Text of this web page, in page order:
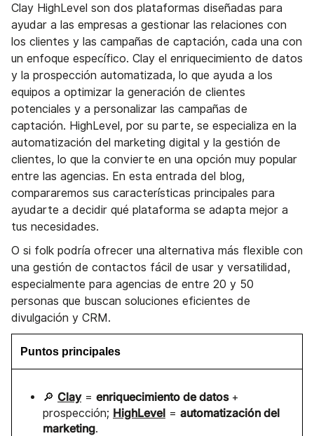
Clay HighLevel son dos plataformas diseñadas para
ayudar a las empresas a gestionar las relaciones con
los clientes y las campañas de captación, cada una con
un enfoque específico. Clay el enriquecimiento de datos
y la prospección automatizada, lo que ayuda a los
equipos a optimizar la generación de clientes
potenciales y a personalizar las campañas de
captación. HighLevel, por su parte, se especializa en la
automatización del marketing digital y la gestión de
clientes, lo que la convierte en una opción muy popular
entre las agencias. En esta entrada del blog,
compararemos sus características principales para
ayudarte a decidir qué plataforma se adapta mejor a
tus necesidades.
O si folk podría ofrecer una alternativa más flexible con
una gestión de contactos fácil de usar y versatilidad,
especialmente para agencias de entre 20 y 50
personas que buscan soluciones eficientes de
divulgación y CRM.
Puntos principales
🔎 Clay= enriquecimiento de datos+
prospección; HighLevel = automatización del
marketing.